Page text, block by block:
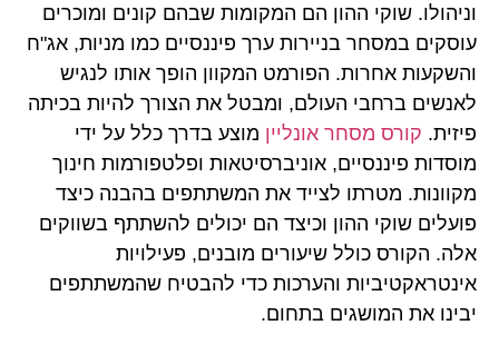
וניהולו. שוקי ההון הם המקומות שבהם קונים ומוכרים
עוסקים במסחר בניירות ערך פיננסיים כמו מניות, אג"ח
והשקעות אחרות. הפורמט המקוון הופך אותו לנגיש
לאנשים ברחבי העולם, ומבטל את הצורך להיות בכיתה
פיזית.קורס מסחר אונלייןמוצע בדרך כלל על ידי
מוסדות פיננסיים, אוניברסיטאות ופלטפורמות חינוך
מקוונות. מטרתו לצייד את המשתתפים בהבנה כיצד
פועלים שוקי ההון וכיצד הם יכולים להשתתף בשווקים
אלה. הקורס כולל שיעורים מובנים, פעילויות
אינטראקטיביות והערכות כדי להבטיח שהמשתתפים
יבינו את המושגים בתחום.